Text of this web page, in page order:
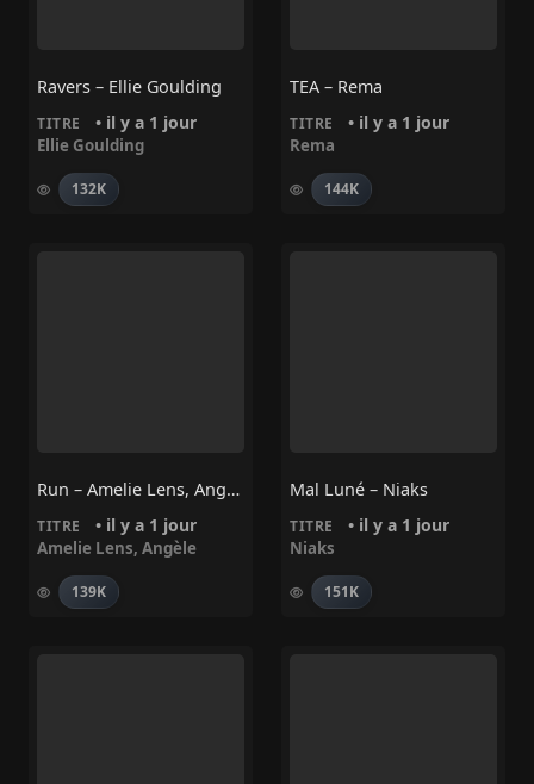
Ravers – Ellie Goulding
TITRE • il y a 1 jour
Ellie Goulding
132K
TEA – Rema
TITRE • il y a 1 jour
Rema
144K
Run – Amelie Lens, Angèle
TITRE • il y a 1 jour
Amelie Lens, Angèle
139K
Mal Luné – Niaks
TITRE • il y a 1 jour
Niaks
151K